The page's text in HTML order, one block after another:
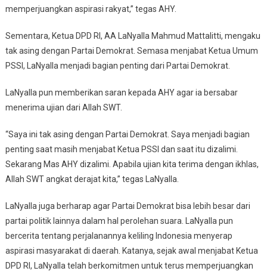
memperjuangkan aspirasi rakyat,” tegas AHY.
Sementara, Ketua DPD RI, AA LaNyalla Mahmud Mattalitti, mengaku
tak asing dengan Partai Demokrat. Semasa menjabat Ketua Umum
PSSI, LaNyalla menjadi bagian penting dari Partai Demokrat.
LaNyalla pun memberikan saran kepada AHY agar ia bersabar
menerima ujian dari Allah SWT.
“Saya ini tak asing dengan Partai Demokrat. Saya menjadi bagian
penting saat masih menjabat Ketua PSSI dan saat itu dizalimi.
Sekarang Mas AHY dizalimi. Apabila ujian kita terima dengan ikhlas,
Allah SWT angkat derajat kita,” tegas LaNyalla.
LaNyalla juga berharap agar Partai Demokrat bisa lebih besar dari
partai politik lainnya dalam hal perolehan suara. LaNyalla pun
bercerita tentang perjalanannya keliling Indonesia menyerap
aspirasi masyarakat di daerah. Katanya, sejak awal menjabat Ketua
DPD RI, LaNyalla telah berkomitmen untuk terus memperjuangkan